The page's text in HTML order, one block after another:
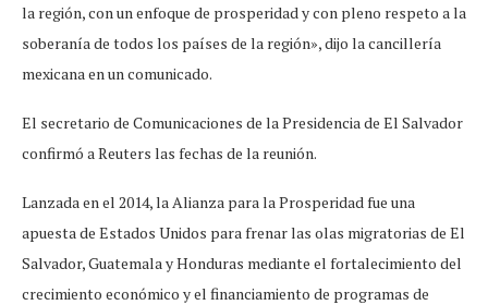
la región, con un enfoque de prosperidad y con pleno respeto a la
soberanía de todos los países de la región», dijo la cancillería
mexicana en un comunicado.
El secretario de Comunicaciones de la Presidencia de El Salvador
confirmó a Reuters las fechas de la reunión.
Lanzada en el 2014, la Alianza para la Prosperidad fue una
apuesta de Estados Unidos para frenar las olas migratorias de El
Salvador, Guatemala y Honduras mediante el fortalecimiento del
crecimiento económico y el financiamiento de programas de